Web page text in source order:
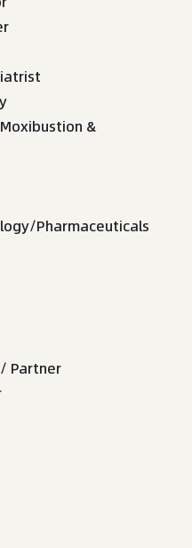
&
Pharmaceuticals
Partner